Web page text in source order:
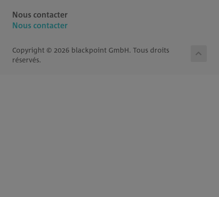
Nous contacter
Nous contacter
Copyright © 2026 blackpoint GmbH. Tous droits
réservés.